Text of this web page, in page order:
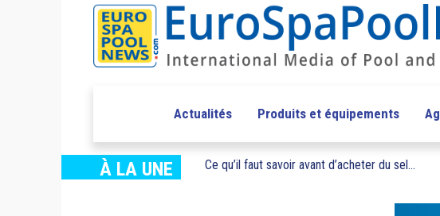
Actualités Produits et équipements
À LA UNE Ce qu’il faut savoir avant d’acheter du sel...